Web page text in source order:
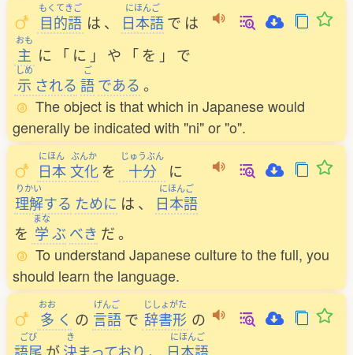
もくてきご
目的語 は 、
にほんご
日本語で は
おも
主 に 「 に 」 や 「 を 」 で
しめ
示 される
ご
語である 。
The object is that which in Japanese would
generally be indicated with "ni" or "o".
にほん
日本
ぶんか
文化 を
じゅうぶん
十分 に
りかい
理解する ために は 、
にほんご
日本語
を
まな
学ぶ べき だ。
To understand Japanese culture to the full, you
should learn the language.
おお
多 く の
げんご
言語 で
じしょがた
辞書形 の
ごび き にほんご